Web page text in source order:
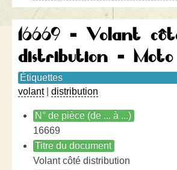
16669 - Volant
distribution -
Étiquettes
volant| distribution
N° de pièce (de ... à ...)
16669
Titre du document
Volant côté distribution